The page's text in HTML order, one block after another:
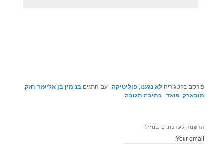
פורסם בקטגוריה לא נגענו,פוליטיקה |עם התגים בנימין בן אליעזר,חזק,
מובארק,פואד | כתיבת תגובה
הרשמה לעדכונים במייל
Your email: